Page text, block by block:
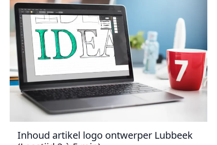
Inhoud artikel logo ontwerper Lubbeek